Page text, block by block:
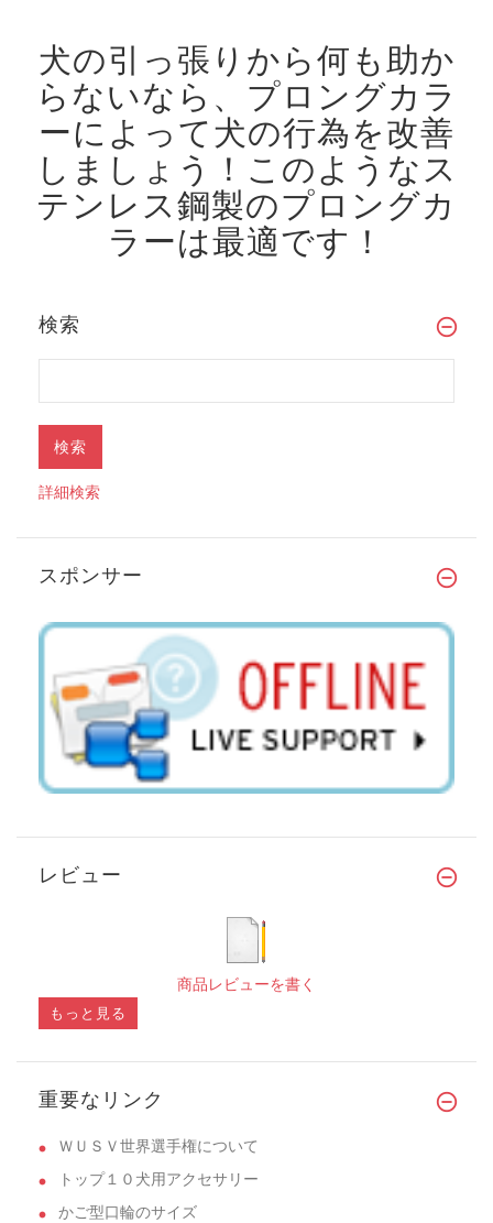
犬の引っ張りから何も助か
らないなら、プロングカラ
ーによって犬の行為を改善
しましょう！ このようなス
テンレス鋼製のプロングカ
ラーは最適です！
検索
詳細検索
スポンサー
レビュー
商品レビューを書く
もっと見る
重要なリンク
ＷＵＳＶ世界選手権について
トップ１０犬用アクセサリー
かご型口輪のサイズ